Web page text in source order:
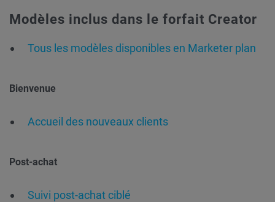
Modèles inclus dans le forfait Creator
Tous les modèles disponibles en Marketer plan
Bienvenue
Accueil des nouveaux clients
Post-achat
Suivi post-achat ciblé